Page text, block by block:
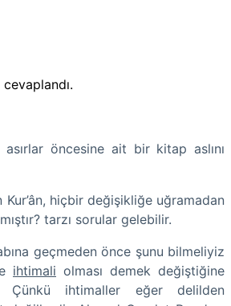
asırlar öncesine ait bir kitap aslını
Kur’ân, hiçbir değişikliğe uğramadan
tarzı sorular gelebilir.
geçmeden önce şunu bilmeliyiz
ihtimali olması demek değiştiğine
ihtimaller eğer delilden